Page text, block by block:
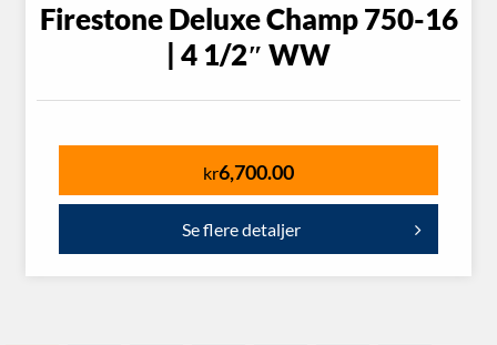
Firestone Deluxe Champ 750-16
| 4 1/2″ WW
kr6,700.00
Se flere detaljer